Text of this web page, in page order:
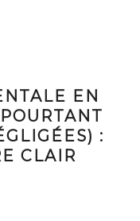
EN
:
CLAIR